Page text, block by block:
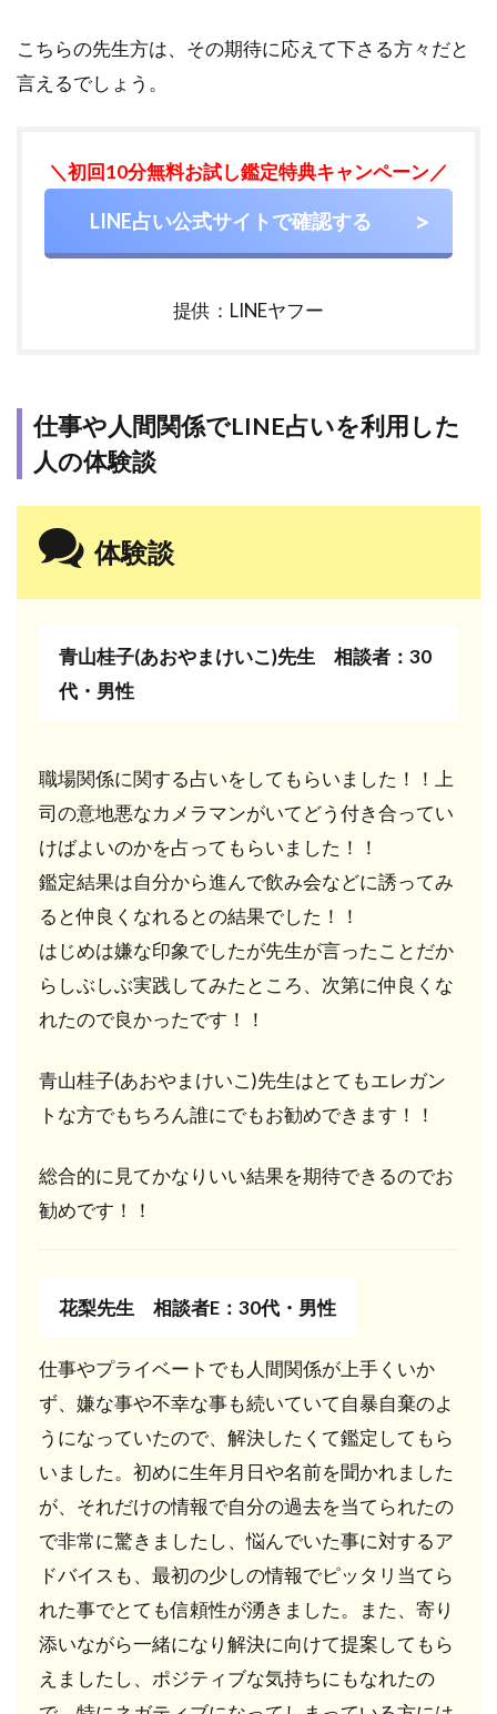
こちらの先生方は、その期待に応えて下さる方々だと
言えるでしょう。
＼初回10分無料お試し鑑定特典キャンペーン／
LINE占い公式サイトで確認する
提供：LINEヤフー
仕事や人間関係でLINE占いを利用した
人の体験談
体験談
青山桂子(あおやまけいこ)先生 相談者：30
代・男性
職場関係に関する占いをしてもらいました！！上
司の意地悪なカメラマンがいてどう付き合ってい
けばよいのかを占ってもらいました！！
鑑定結果は自分から進んで飲み会などに誘ってみ
ると仲良くなれるとの結果でした！！
はじめは嫌な印象でしたが先生が言ったことだか
らしぶしぶ実践してみたところ、次第に仲良くな
れたので良かったです！！
青山桂子(あおやまけいこ)先生はとてもエレガン
トな方でもちろん誰にでもお勧めできます！！
総合的に見てかなりいい結果を期待できるのでお
勧めです！！
花梨先生 相談者E：30代・男性
仕事やプライベートでも人間関係が上手くいか
ず、嫌な事や不幸な事も続いていて自暴自棄のよ
うになっていたので、解決したくて鑑定してもら
いました。初めに生年月日や名前を聞かれました
が、それだけの情報で自分の過去を当てられたの
で非常に驚きましたし、悩んでいた事に対するア
ドバイスも、最初の少しの情報でピッタリ当てら
れた事でとても信頼性が湧きました。また、寄り
添いながら一緒になり解決に向けて提案してもら
えましたし、ポジティブな気持ちにもなれたの